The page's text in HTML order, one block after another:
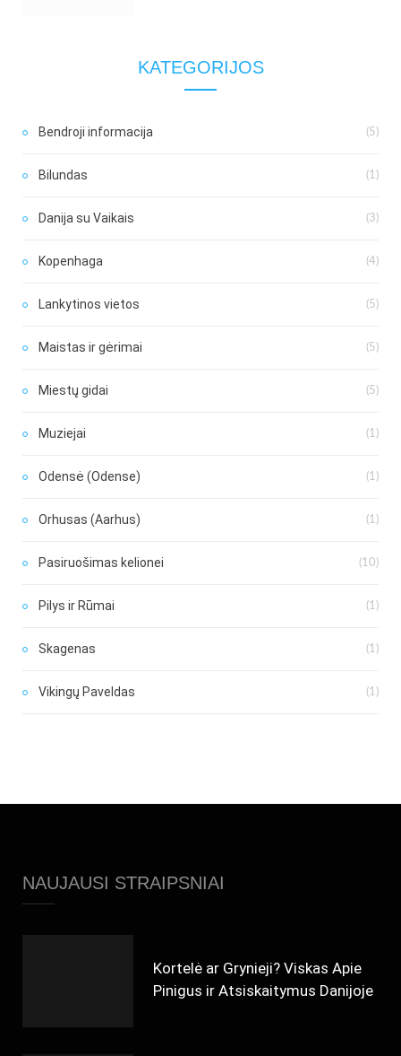
KATEGORIJOS
Bendroji informacija (5)
Bilundas (1)
Danija su Vaikais (3)
Kopenhaga (4)
Lankytinos vietos (5)
Maistas ir gėrimai (5)
Miestų gidai (5)
Muziejai (1)
Odensė (Odense) (1)
Orhusas (Aarhus) (1)
Pasiruošimas kelionei (10)
Pilys ir Rūmai (1)
Skagenas (1)
Vikingų Paveldas (1)
NAUJAUSI STRAIPSNIAI
Kortelė ar Grynieji? Viskas Apie
Pinigus ir Atsiskaitymus Danijoje